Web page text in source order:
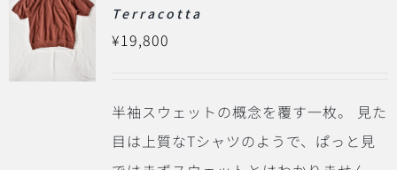
Terracotta
¥19,800
半袖スウェットの概念を覆す一枚。
見た
目は上質なTシャツのようで、ぱっと見